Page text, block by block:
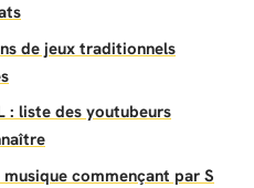
de jeux traditionnels
: liste des youtubeurs
commençant par S